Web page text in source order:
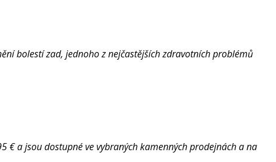
bolestí zad, jednoho z nejčastějších zdravotních problémů
€ a jsou dostupné ve vybraných kamenných prodejnách a na